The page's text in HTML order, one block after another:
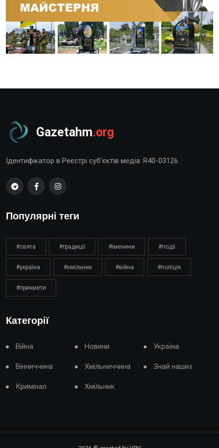
Gazetahm.org
Ідентифікатор в Реєстрі суб’єктів медіа: R40-03126
Популярні теги
#свята #традиції #іменини #події
#україна #хмільник #війна #поліція
#прикмети
Категорії
Війна Новини Україна
Вінниччина Хмільниччина Знай наших
Кримінал Хмільник